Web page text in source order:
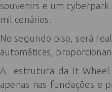
souvenirs e um
mil cenários.
No segundo piso, será
automáticas,
A estrutura da It Wheel
apenas nas fundações e